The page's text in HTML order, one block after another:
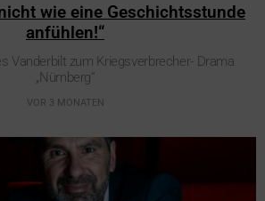
wie eine Geschichtsstunde
anfühlen!“
Vanderbilt zum Kriegsverbrecher- Drama
„Nürnberg“
VOR 3 MONATEN